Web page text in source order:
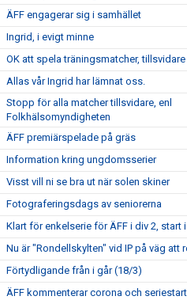
ÄFF engagerar sig i samhället
Ingrid, i evigt minne
OK att spela träningsmatcher, tillsvidare
Allas vår Ingrid har lämnat oss.
Stopp för alla matcher tillsvidare, enl
Folkhälsomyndigheten
ÄFF premiärspelade på gräs
Information kring ungdomsserier
Visst vill ni se bra ut när solen skiner
Fotograferingsdags av seniorerna
Klart för enkelserie för ÄFF i div 2, start
Nu är "Rondellskylten" vid IP på väg att
Förtydligande från i går (18/3)
ÄFF kommenterar corona och